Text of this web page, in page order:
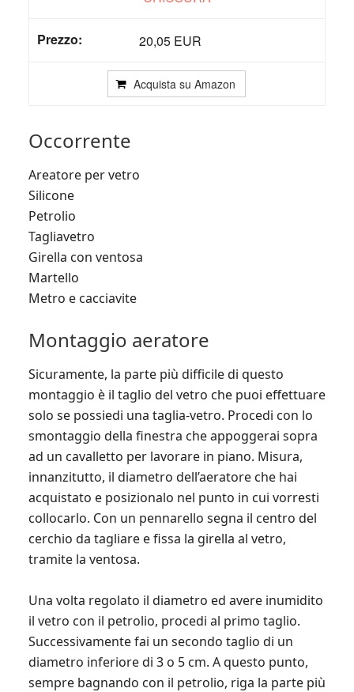
20,05 EUR
Acquista su Amazon
Occorrente
Areatore per vetro
Silicone
Petrolio
Tagliavetro
Girella con ventosa
Martello
Metro e cacciavite
Montaggio aeratore
Sicuramente, la parte più difficile di questo
montaggio è il taglio del vetro che puoi effettuare
solo se possiedi una taglia-vetro. Procedi con lo
smontaggio della finestra che appoggerai sopra
ad un cavalletto per lavorare in piano. Misura,
innanzitutto, il diametro dell’aeratore che hai
acquistato e posizionalo nel punto in cui vorresti
collocarlo. Con un pennarello segna il centro del
cerchio da tagliare e fissa la girella al vetro,
tramite la ventosa.
Una volta regolato il diametro ed avere inumidito
il vetro con il petrolio, procedi al primo taglio.
Successivamente fai un secondo taglio di un
diametro inferiore di 3 o 5 cm. A questo punto,
sempre bagnando con il petrolio, riga la parte più